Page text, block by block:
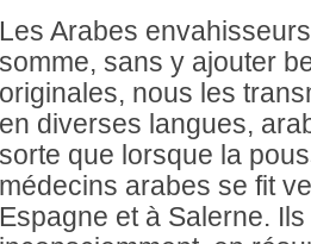
Les Arabes
somme, sans y ajouter
originales, nous les
en diverses langues,
sorte que lorsque la
médecins arabes se fit
Espagne et à Salerne.